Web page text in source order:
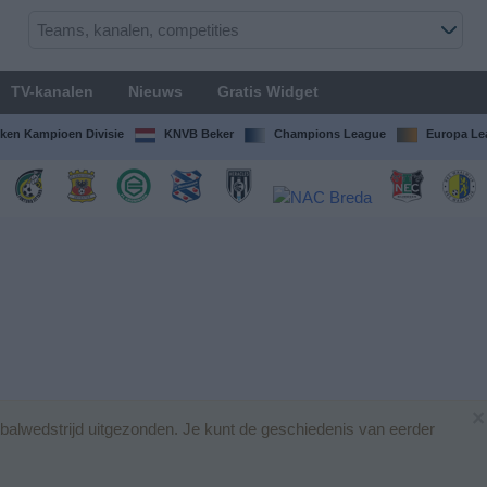
TV-kanalen Nieuws Gratis Widget
Kampioen Divisie KNVB Beker Champions League Europa
uitgezonden. Je kunt de geschiedenis van eerder